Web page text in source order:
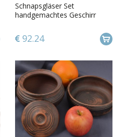
Schnapsgläser Set
handgemachtes Geschirr
bemalte Gläser
92.24